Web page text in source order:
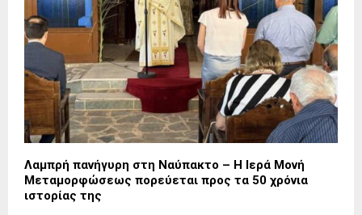
Λαμπρή πανήγυρη στη Ναύπακτο – Η Ιερά Μονή
Μεταμορφώσεως πορεύεται προς τα 50 χρόνια
ιστορίας της